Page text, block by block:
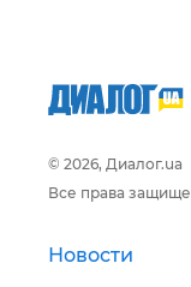
© 2026, Диалог.ua
Все права
Новости